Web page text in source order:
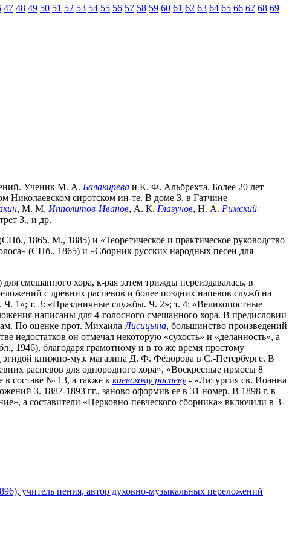
47 48 49 50 51 52 53 54 55 56 57 58 59 60 61 62 63 64 65 66 67 68 69
Ученик М. А. Балакирева и К. Ф. Альбрехта. Более 20 лет
Николаевском сиротском ин-те. В доме З. в Гатчине
, М. М. Ипполитов-Иванов, А. К. Глазунов, Н. А. Римский-
З., и др.
1865. М., 1885) и «Теоретическое и практическое руководство
(СПб., 1865) и «Сборник русских народных песен для
смешанного хора, к-рая затем трижды переиздавалась, в
с древних распевов и более поздних напевов служб на
Ч. 1»; т. 3: «Праздничные службы. Ч. 2»; т. 4: «Великопостные
написаны для 4-голосного смешанного хора. В предисловии
По оценке прот. МихаилаЛисицына, большинство произведений
недостатков он отмечал некоторую «сухость» и «деланность», а
1946), благодаря грамотному и в то же время простому
книжно-муз. магазина Д. Ф. Фёдорова в С.-Петербурге. В
распевов для однородного хора», «Воскресные ирмосы 8
в составе № 13, а также к киевскому распеву - «Литургия св. Иоанна
З. 1887-1893 гг., заново оформив ее в 31 номер. В 1898 г. в
а составители «Церковно-певческого сборника» включили в 3-
учитель пения, автор духовно-музыкальных переложений